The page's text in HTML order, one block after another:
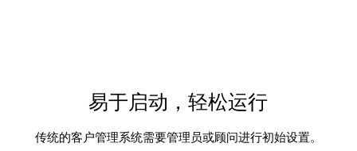
易于启动，轻松运行
传统的客户管理系统需要管理员或顾问进行初始设置。